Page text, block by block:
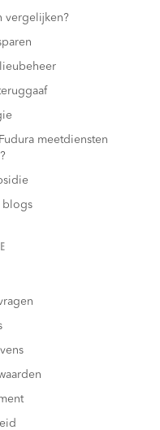
vergelijken?
meetdiensten
blogs